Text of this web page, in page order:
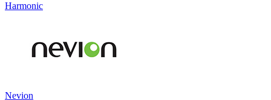
Harmonic
Nevion